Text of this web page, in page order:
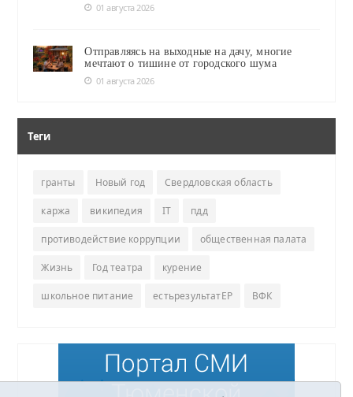
01 августа 2026
Отправляясь на выходные на дачу, многие
мечтают о тишине от городского шума
01 августа 2026
Теги
гранты Новый год Свердловская область
каржа википедия IT пдд
противодействие коррупции общественная палата
Жизнь Год театра курение
школьное питание естьрезультатЕР ВФК